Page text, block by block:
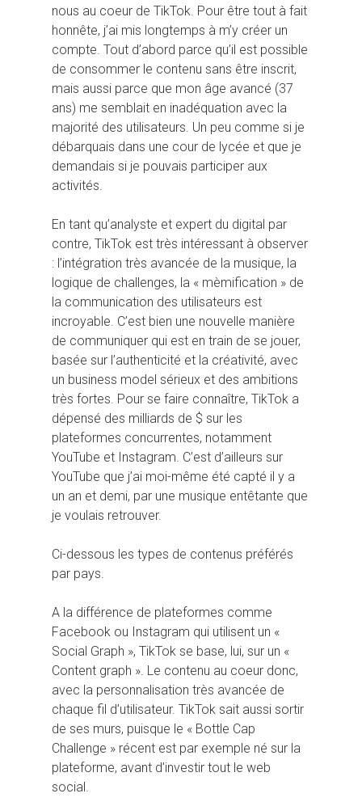
nous au coeur de TikTok. Pour être tout à fait
honnête, j’ai mis longtemps à m’y créer un
compte. Tout d’abord parce qu’il est possible
de consommer le contenu sans être inscrit,
mais aussi parce que mon âge avancé (37
ans) me semblait en inadéquation avec la
majorité des utilisateurs. Un peu comme si je
débarquais dans une cour de lycée et que je
demandais si je pouvais participer aux
activités.
En tant qu’analyste et expert du digital par
contre, TikTok est très intéressant à observer
: l’intégration très avancée de la musique, la
logique de challenges, la « mèmification » de
la communication des utilisateurs est
incroyable. C’est bien une nouvelle manière
de communiquer qui est en train de se jouer,
basée sur l’authenticité et la créativité, avec
un business model sérieux et des ambitions
très fortes. Pour se faire connaître, TikTok a
dépensé des milliards de $ sur les
plateformes concurrentes, notamment
YouTube et Instagram. C’est d’ailleurs sur
YouTube que j’ai moi-même été capté il y a
un an et demi, par une musique entêtante que
je voulais retrouver.
Ci-dessous les types de contenus préférés
par pays.
A la différence de plateformes comme
Facebook ou Instagram qui utilisent un «
Social Graph », TikTok se base, lui, sur un «
Content graph ». Le contenu au coeur donc,
avec la personnalisation très avancée de
chaque fil d’utilisateur. TikTok sait aussi sortir
de ses murs, puisque le « Bottle Cap
Challenge » récent est par exemple né sur la
plateforme, avant d’investir tout le web
social.